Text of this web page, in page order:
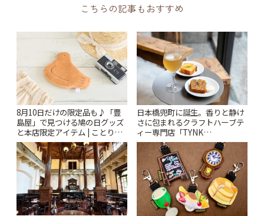
こちらの記事もおすすめ
8月10日だけの限定品も♪「豊
島屋」で見つける鳩の日グッズ
と本店限定アイテム | ことりっ
ぷ
日本橋兜町に誕生。香りと静け
さに包まれるクラフトハーブテ
ィー専門店「TYNK
Kabutocho」 | ことりっぷ